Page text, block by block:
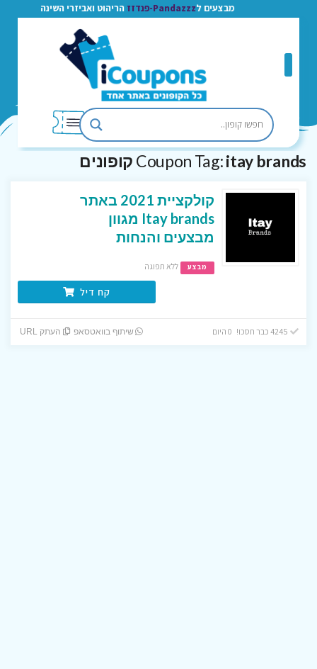
מבצעים לPandazzz-פנדזז הריהוט ואביזרי השינה
Coupon Tag:itay brands קופונים
קולקציית 2021 באתר
Itay brands מגוון
מבצעים והנחות
מבצע ללא תפוגה
קח דיל
שיתוף בוואטסאפ העתק URL